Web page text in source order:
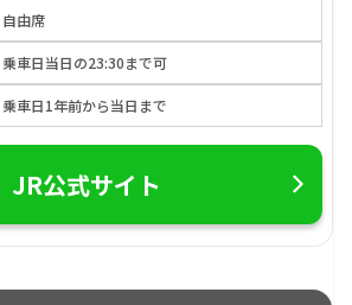
自由席
乗車日当日の23:30まで可
乗車日1年前から当日まで
JR公式サイト